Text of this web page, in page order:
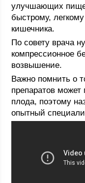
улучшающих
быстрому,
кишечника.
По совету врача
компрессионное
возвышение.
Важно помнить о
препаратов
плода, поэтому
опытный